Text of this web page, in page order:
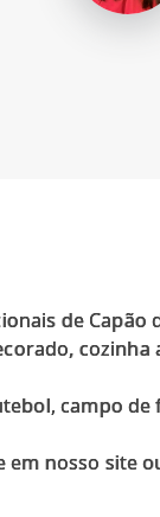
de Capão
cozinha
campo de
em nosso site